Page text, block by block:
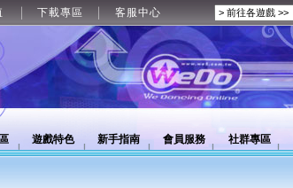
下載專區 客服中心
遊戲特色 新手指南 會員服務 社群專區